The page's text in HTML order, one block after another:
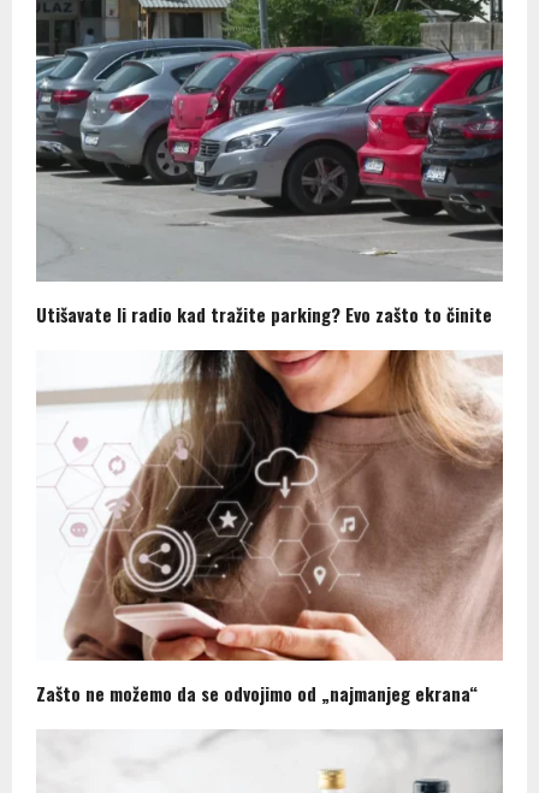
Utišavate li radio kad tražite parking? Evo zašto to činite
Zašto ne možemo da se odvojimo od „najmanjeg ekrana“